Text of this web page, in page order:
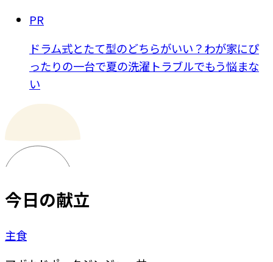
PR
ドラム式とたて型のどちらがいい？わが家にぴ
ったりの一台で夏の洗濯トラブルでもう悩まな
い
今日の献立
主食